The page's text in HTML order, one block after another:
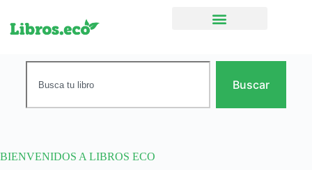
Buscar
BIENVENIDOS A LIBROS ECO